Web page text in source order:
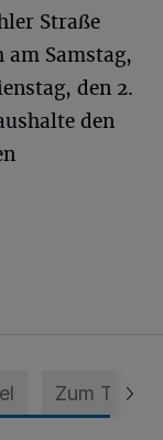
Straße
am Samstag,
den 2.
den
Zum Thema